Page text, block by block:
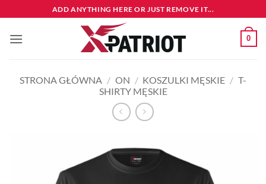
do
zawartości
ADD ANYTHING HERE OR JUST REMOVE IT...
0
STRONA GŁÓWNA / ON / KOSZULKI MĘSKIE / T-
SHIRTY MĘSKIE